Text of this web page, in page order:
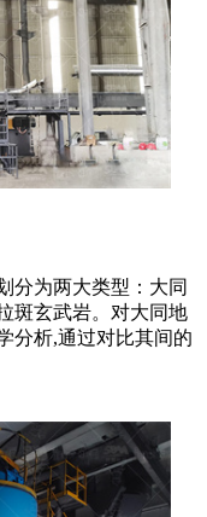
分为两大类型：大同
斑玄武岩。对大同地
分析,通过对比其间的